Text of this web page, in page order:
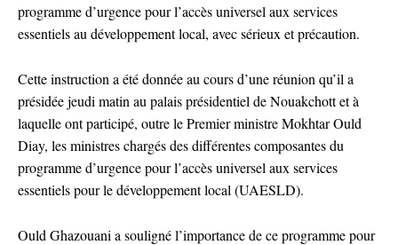
programme d’urgence pour l’accès universel aux services
essentiels au développement local, avec sérieux et précaution.
Cette instruction a été donnée au cours d’une réunion qu’il a
présidée jeudi matin au palais présidentiel de Nouakchott et à
laquelle ont participé, outre le Premier ministre Mokhtar Ould
Diay, les ministres chargés des différentes composantes du
programme d’urgence pour l’accès universel aux services
essentiels pour le développement local (UAESLD).
Ould Ghazouani a souligné l’importance de ce programme pour